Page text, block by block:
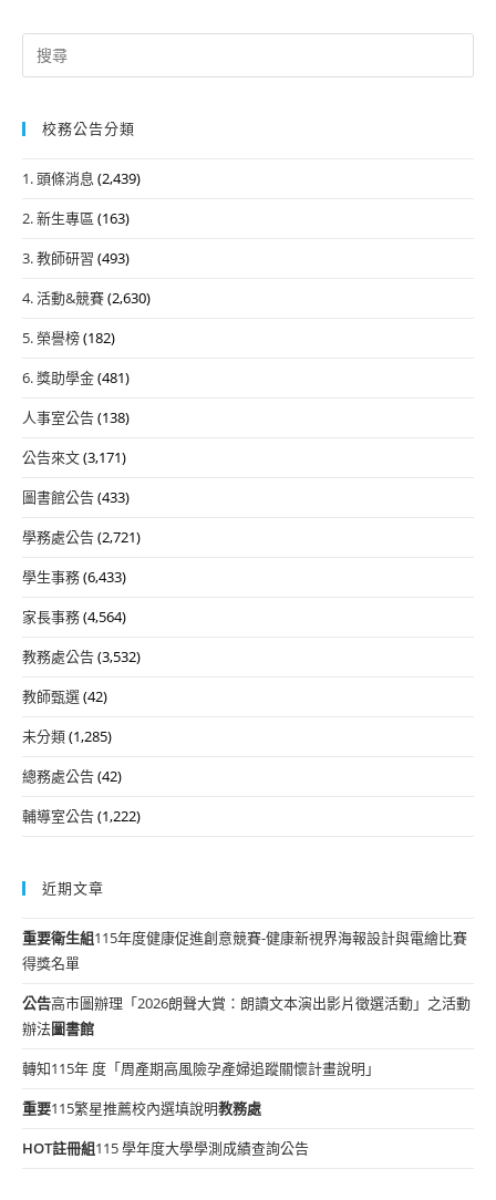
Search
for:
校務公告分類
1. 頭條消息 (2,439)
2. 新生專區 (163)
3. 教師研習 (493)
4. 活動&競賽(2,630)
5. 榮譽榜(182)
6. 獎助學金(481)
人事室公告(138)
公告來文(3,171)
圖書館公告(433)
學務處公告(2,721)
學生事務(6,433)
家長事務(4,564)
教務處公告(3,532)
教師甄選(42)
未分類(1,285)
總務處公告(42)
輔導室公告(1,222)
近期文章
重要衛生組115年度健康促進創意競賽-健康新視界海報設計與電繪比賽
得獎名單
公告高市圖辦理「2026朗聲大賞：朗讀文本演出影片徵選活動」之活動
辦法圖書館
轉知115年 度「周產期高風險孕產婦追蹤關懷計畫說明」
重要115繁星推薦校內選填說明教務處
HOT註冊組115 學年度大學學測成績查詢公告